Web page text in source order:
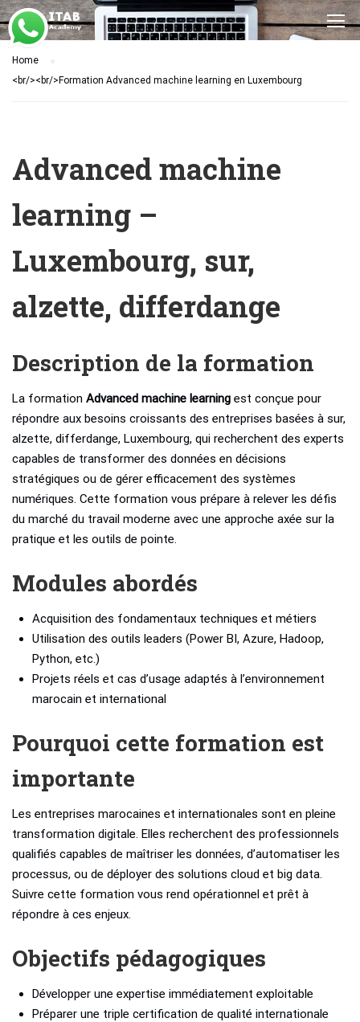
Home
<br/><br/>Formation Advanced machine learning en Luxembourg
Advanced machine
learning –
Luxembourg, sur,
alzette, differdange
Description de la formation
La formation Advanced machine learning est conçue pour
répondre aux besoins croissants des entreprises basées à sur,
alzette, differdange, Luxembourg, qui recherchent des experts
capables de transformer des données en décisions
stratégiques ou de gérer efficacement des systèmes
numériques. Cette formation vous prépare à relever les défis
du marché du travail moderne avec une approche axée sur la
pratique et les outils de pointe.
Modules abordés
Acquisition des fondamentaux techniques et métiers
Utilisation des outils leaders (Power BI, Azure, Hadoop,
Python, etc.)
Projets réels et cas d’usage adaptés à l’environnement
marocain et international
Pourquoi cette formation est
importante
Les entreprises marocaines et internationales sont en pleine
transformation digitale. Elles recherchent des professionnels
qualifiés capables de maîtriser les données, d’automatiser les
processus, ou de déployer des solutions cloud et big data.
Suivre cette formation vous rend opérationnel et prêt à
répondre à ces enjeux.
Objectifs pédagogiques
Développer une expertise immédiatement exploitable
Préparer une triple certification de qualité internationale